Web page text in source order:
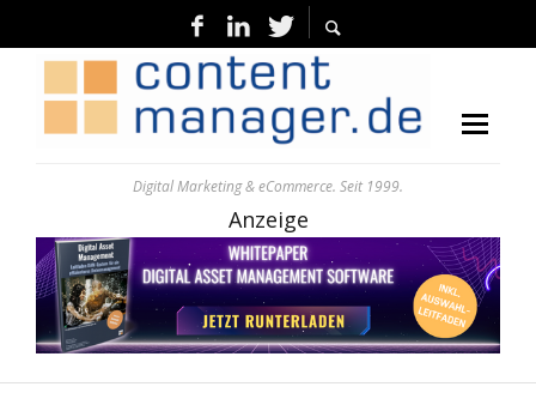
Digital Marketing & eCommerce. Seit 1999.
Anzeige